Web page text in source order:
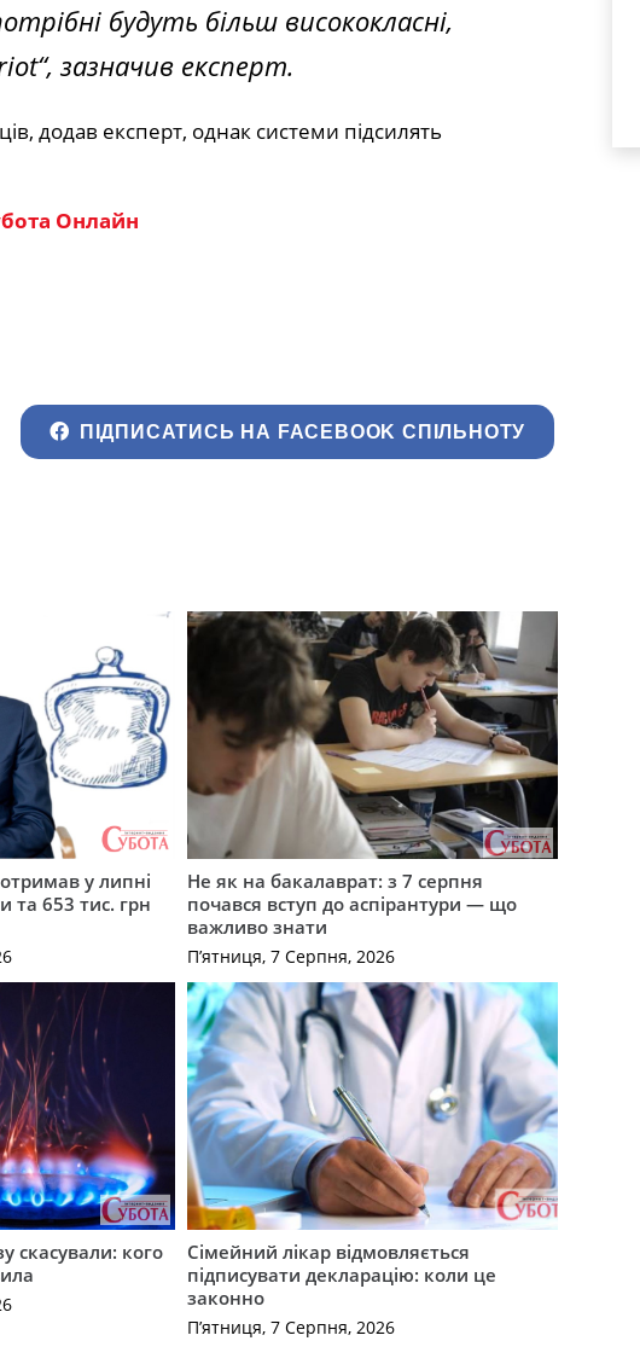
будуть більш висококласні,
“, зазначив експерт.
додав експерт, однак системи підсилять
Онлайн
ПІДПИСАТИСЬ НА FACEBOOK СПІЛЬНОТУ
у липні
та 653 тис. грн
Не як на бакалаврат: з 7 серпня
почався вступ до аспірантури — що
важливо знати
П’ятниця, 7 Серпня, 2026
скасували: кого
Сімейний лікар відмовляється
підписувати декларацію: коли це
законно
П’ятниця, 7 Серпня, 2026